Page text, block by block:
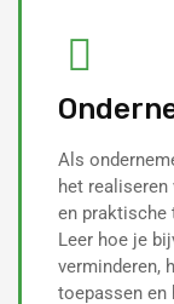
Als
het
en praktische
Leer hoe je
verminderen,
toepassen en